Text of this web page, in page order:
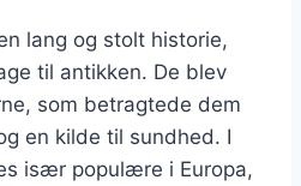
lang og stolt historie,
til antikken. De blev
som betragtede dem
en kilde til sundhed. I
især populære i Europa,